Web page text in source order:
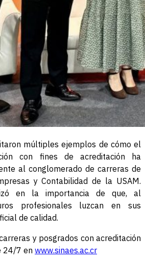
múltiples ejemplos de cómo el
con fines de acreditación ha
al conglomerado de carreras de
y Contabilidad de la USAM.
en la importancia de que, al
profesionales luzcan en sus
de calidad.
y posgrados con acreditación
24/7 enwww.sinaes.ac.cr